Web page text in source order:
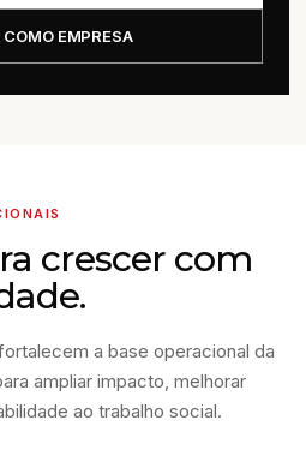
COMO EMPRESA
crescer com
a base operacional da
ampliar impacto, melhorar
ao trabalho social.